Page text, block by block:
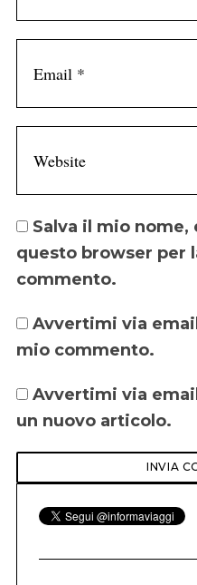
Salva il mio
questo browser per
commento.
Avvertimi via
mio commento.
Avvertimi via
un nuovo articolo.